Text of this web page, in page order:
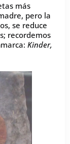
más
pero la
se reduce
recordemos
Kinder,